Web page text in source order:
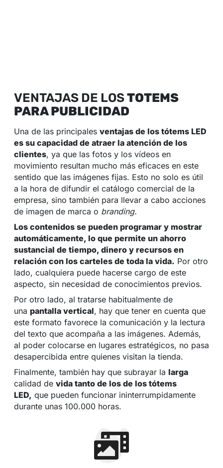
VENTAJAS DE LOSTOTEMS
PARA PUBLICIDAD
Una de las principales ventajas de los tótems LED
es su capacidad de atraer la atención de los
clientes, ya que las fotos y los vídeos en
movimiento resultan mucho más eficaces en este
sentido que las imágenes fijas. Esto no solo es útil
a la hora de difundir el catálogo comercial de la
empresa, sino también para llevar a cabo acciones
de imagen de marca o branding.
Los contenidos se pueden programar y mostrar
automáticamente, lo que permite un ahorro
sustancial de tiempo, dinero y recursos en
relación con los carteles de toda la vida. Por otro
lado, cualquiera puede hacerse cargo de este
aspecto, sin necesidad de conocimientos previos.
Por otro lado, al tratarse habitualmente de
una pantalla vertical, hay que tener en cuenta que
este formato favorece la comunicación y la lectura
del texto que acompaña a las imágenes. Además,
al poder colocarse en lugares estratégicos, no pasa
desapercibida entre quienes visitan la tienda.
Finalmente, también hay que subrayar la larga
calidad de vida tanto de los de los tótems
LED, que pueden funcionar ininterrumpidamente
durante unas 100.000 horas.